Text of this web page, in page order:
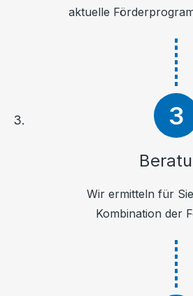
aktuelle
Wir ermitteln für
Kombination der